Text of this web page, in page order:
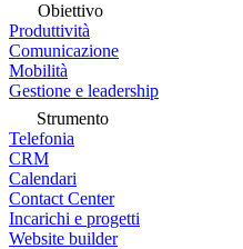
Obiettivo
Produttività
Comunicazione
Mobilità
Gestione e leadership
Strumento
Telefonia
CRM
Calendari
Contact Center
Incarichi e progetti
Website builder